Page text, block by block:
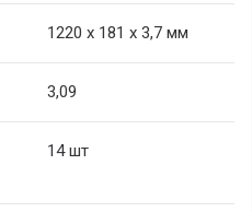
1220 х 181 х 3,7 мм
3,09
14 шт